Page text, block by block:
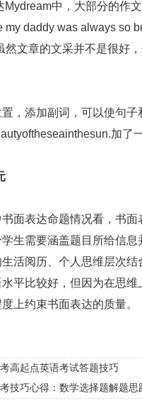
Mydream中，大部分的作
my daddy was always so
文章的文采并不是很好
，添加副词，可以使句子
加了
面表达命题情况看，书
生需要涵盖题目所给信
活阅历、个人思维层次结
平比较好，但因为在思
上约束书面表达的质量。
高起点英语考试答题技巧
技巧心得：数学选择题解题思